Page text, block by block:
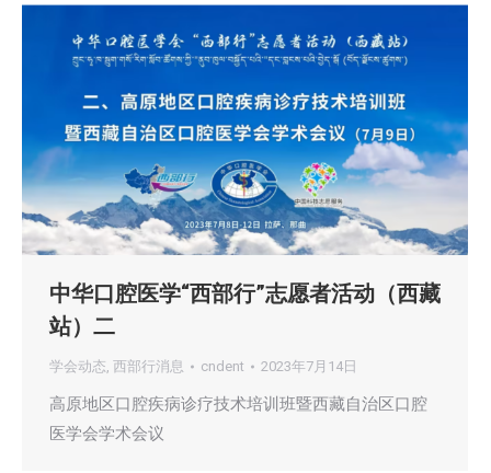
中华口腔医学“西部行”志愿者活动（西藏
站）二
学会动态, 西部行消息 cndent 2023年7月14日
高原地区口腔疾病诊疗技术培训班暨西藏自治区口腔
医学会学术会议